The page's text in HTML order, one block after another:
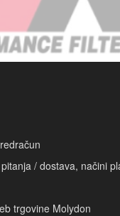
/ dostava, načini
trgovine Molydon